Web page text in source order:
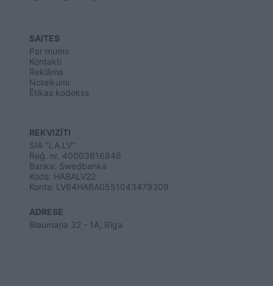
SAITES
Par mums
Kontakti
Reklāma
Noteikumi
Ētikas kodekss
REKVIZĪTI
SIA "LA.LV"
Reģ. nr. 40003616846
Banka: Swedbanka
Kods: HABALV22
Konts: LV64HABA0551043479309
ADRESE
Blaumaņa 32 - 1A, Rīga